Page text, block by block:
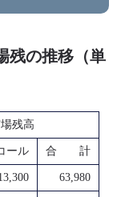
残の推移（単
残高
ール 合 計
63,980